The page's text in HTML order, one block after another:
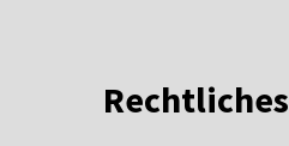
Rechtliches